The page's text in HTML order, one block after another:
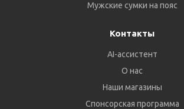
Мужские сумки на пояс
Контакты
AI-ассистент
О нас
Наши магазины
Спонсорская программа